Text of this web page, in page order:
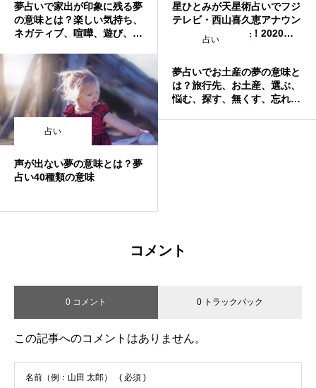
夢占いで家出が印象に残る夢
の意味とは？楽しい気持ち、
ネガティブ、喧嘩、遊び、計
ー、逃げる、浮気などまとめ
星ひとみが天星術占いでフジ
テレビ・西山喜久恵アナウン
サーを占った結果！2020年1
1月11日放送回！突然ですが
占い
声が出ない夢の意味とは？夢
占い40種類の意味
占い
夢占いでお土産の夢の意味と
は？旅行先、お土産、選ぶ、
悩む、探す、無くす、忘れ
コメント
0 コメント 0 トラックバック
この記事へのコメントはありません。
名前（例：山田 太郎） ( 必須 )